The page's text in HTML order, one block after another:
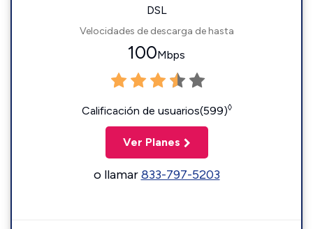
DSL
Velocidades de descarga de hasta
100Mbps
Calificación de usuarios(599)◊
Ver Planes
o llamar833-797-5203